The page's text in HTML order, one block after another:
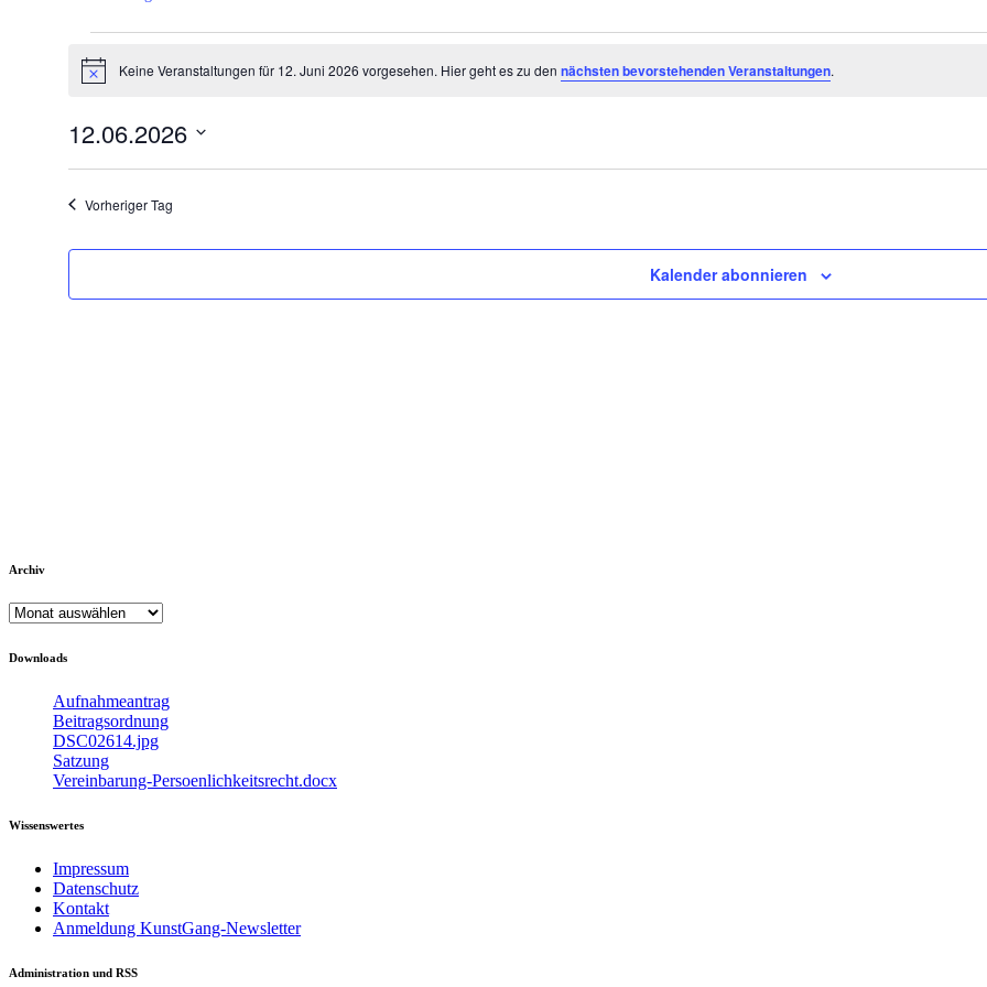
für
Juni
2026
HinweisKeine Veranstaltungen für 12. Juni 2026 vorgesehen. Hier geht es zu den nächsten bevorstehenden Veranstaltungen.
12.06.2026
Vorheriger Tag
Kalender abonnieren
Archiv
Archiv
Downloads
Aufnahmeantrag
Beitragsordnung
DSC02614.jpg
Satzung
Vereinbarung-Persoenlichkeitsrecht.docx
Wissenswertes
Impressum
Datenschutz
Kontakt
Anmeldung KunstGang-Newsletter
Administration und RSS